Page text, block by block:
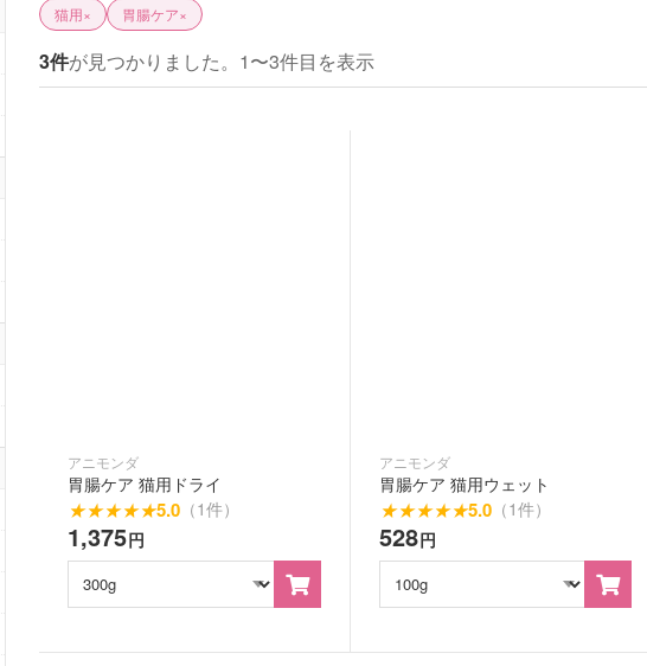
猫用× 胃腸ケア×
3件が見つかりました。1〜3件目を表示
アニモンダ
胃腸ケア 猫用ドライ
★★★★★5.0 （1件）
1,375円
アニモンダ
胃腸ケア 猫用ウェット
★★★★★5.0（1件）
528円